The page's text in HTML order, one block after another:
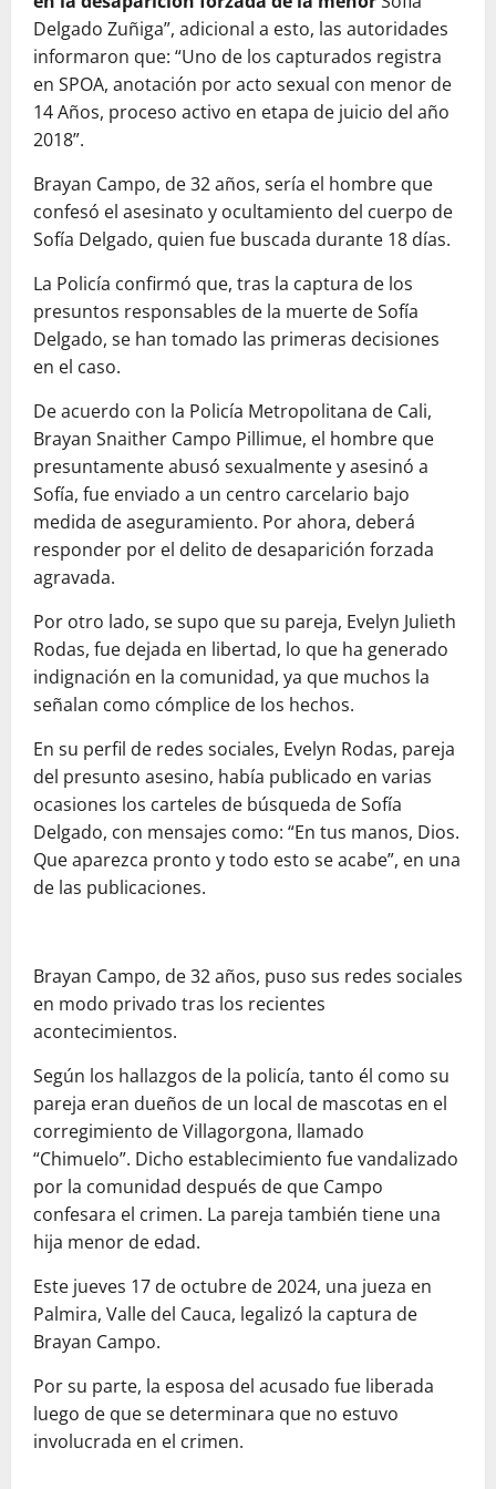
Delgado Zuñiga”, adicional a esto, las autoridades
informaron que: “Uno de los capturados registra
en SPOA, anotación por acto sexual con menor de
14 Años, proceso activo en etapa de juicio del año
2018”.
Brayan Campo, de 32 años, sería el hombre que
confesó el asesinato y ocultamiento del cuerpo de
Sofía Delgado, quien fue buscada durante 18 días.
La Policía confirmó que, tras la captura de los
presuntos responsables de la muerte de Sofía
Delgado, se han tomado las primeras decisiones
en el caso.
De acuerdo con la Policía Metropolitana de Cali,
Brayan Snaither Campo Pillimue, el hombre que
presuntamente abusó sexualmente y asesinó a
Sofía, fue enviado a un centro carcelario bajo
medida de aseguramiento. Por ahora, deberá
responder por el delito de desaparición forzada
agravada.
Por otro lado, se supo que su pareja, Evelyn Julieth
Rodas, fue dejada en libertad, lo que ha generado
indignación en la comunidad, ya que muchos la
señalan como cómplice de los hechos.
En su perfil de redes sociales, Evelyn Rodas, pareja
del presunto asesino, había publicado en varias
ocasiones los carteles de búsqueda de Sofía
Delgado, con mensajes como: “En tus manos, Dios.
Que aparezca pronto y todo esto se acabe”, en una
de las publicaciones.
Brayan Campo, de 32 años, puso sus redes sociales
en modo privado tras los recientes
acontecimientos.
Según los hallazgos de la policía, tanto él como su
pareja eran dueños de un local de mascotas en el
corregimiento de Villagorgona, llamado
“Chimuelo”. Dicho establecimiento fue vandalizado
por la comunidad después de que Campo
confesara el crimen. La pareja también tiene una
hija menor de edad.
Este jueves 17 de octubre de 2024, una jueza en
Palmira, Valle del Cauca, legalizó la captura de
Brayan Campo.
Por su parte, la esposa del acusado fue liberada
luego de que se determinara que no estuvo
involucrada en el crimen.